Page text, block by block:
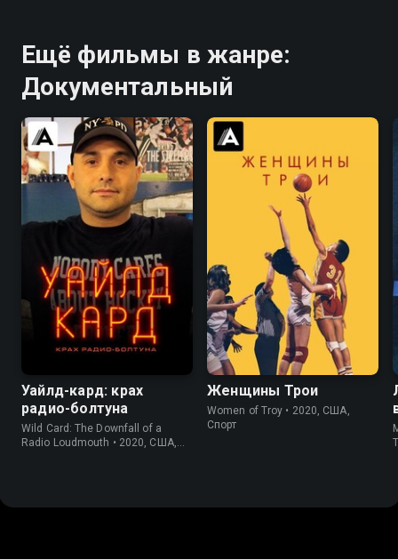
Ещё фильмы в жанре:
Документальный
6.2
Уайлд-кард: крах
радио-болтуна
Wild Card: The Downfall of a
Radio Loudmouth • 2020, США,
7.6 7.2
Женщины Трои
Women of Troy • 2020, США,
Спорт